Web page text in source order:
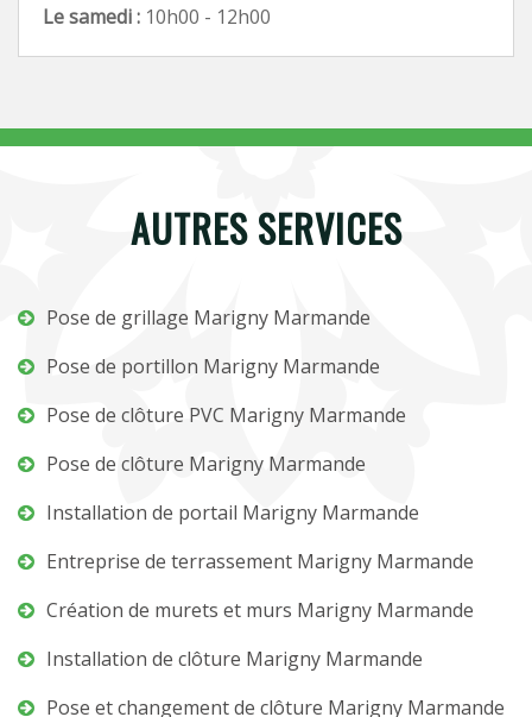
Le samedi : 10h00 - 12h00
AUTRES SERVICES
Pose de grillage Marigny Marmande
Pose de portillon Marigny Marmande
Pose de clôture PVC Marigny Marmande
Pose de clôture Marigny Marmande
Installation de portail Marigny Marmande
Entreprise de terrassement Marigny Marmande
Création de murets et murs Marigny Marmande
Installation de clôture Marigny Marmande
Pose et changement de clôture Marigny Marmande